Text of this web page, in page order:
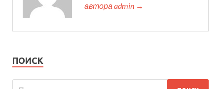
автора admin →
ПОИСК